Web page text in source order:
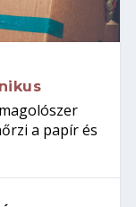
a papír és